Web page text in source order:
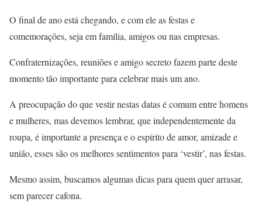
O final de ano está chegando, e com ele as festas e
comemorações, seja em família, amigos ou nas empresas.
Confraternizações, reuniões e amigo secreto fazem parte deste
momento tão importante para celebrar mais um ano.
A preocupação do que vestir nestas datas é comum entre homens
e mulheres, mas devemos lembrar, que independentemente da
roupa, é importante a presença e o espírito de amor, amizade e
união, esses são os melhores sentimentos para ‘vestir’, nas festas.
Mesmo assim, buscamos algumas dicas para quem quer arrasar,
sem parecer cafona.